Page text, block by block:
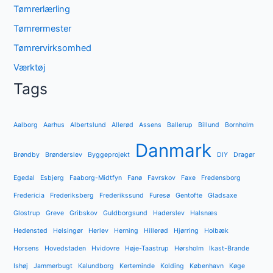
Tømrerlærling
Tømrermester
Tømrervirksomhed
Værktøj
Tags
Aalborg Aarhus Albertslund Allerød Assens Ballerup Billund Bornholm
Brøndby Brønderslev Byggeprojekt Danmark DIY Dragør
Egedal Esbjerg Faaborg-Midtfyn Fanø Favrskov Faxe Fredensborg
Fredericia Frederiksberg Frederikssund Furesø Gentofte Gladsaxe
Glostrup Greve Gribskov Guldborgsund Haderslev Halsnæs
Hedensted Helsingør Herlev Herning Hillerød Hjørring Holbæk
Horsens Hovedstaden Hvidovre Høje-Taastrup Hørsholm Ikast-Brande
Ishøj Jammerbugt Kalundborg Kerteminde Kolding København Køge